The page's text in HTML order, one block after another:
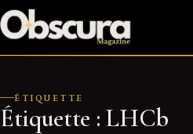
Passer
au
contenu
ÉTIQUETTE
Étiquette :LHCb